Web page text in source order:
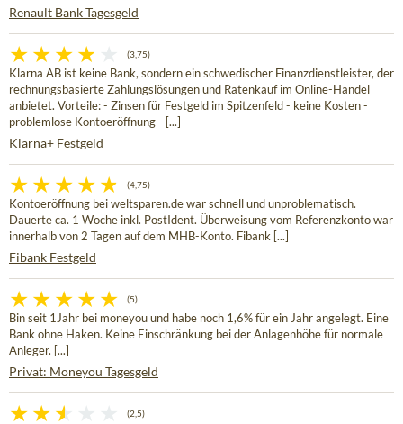
Renault Bank Tagesgeld
(3,75)
Klarna AB ist keine Bank, sondern ein schwedischer Finanzdienstleister, der
rechnungsbasierte Zahlungslösungen und Ratenkauf im Online-Handel
anbietet. Vorteile: - Zinsen für Festgeld im Spitzenfeld - keine Kosten -
problemlose Kontoeröffnung - [...]
Klarna+ Festgeld
(4,75)
Kontoeröffnung bei weltsparen.de war schnell und unproblematisch.
Dauerte ca. 1 Woche inkl. PostIdent. Überweisung vom Referenzkonto war
innerhalb von 2 Tagen auf dem MHB-Konto. Fibank [...]
Fibank Festgeld
(5)
Bin seit 1Jahr bei moneyou und habe noch 1,6% für ein Jahr angelegt. Eine
Bank ohne Haken. Keine Einschränkung bei der Anlagenhöhe für normale
Anleger. [...]
Privat: Moneyou Tagesgeld
(2,5)